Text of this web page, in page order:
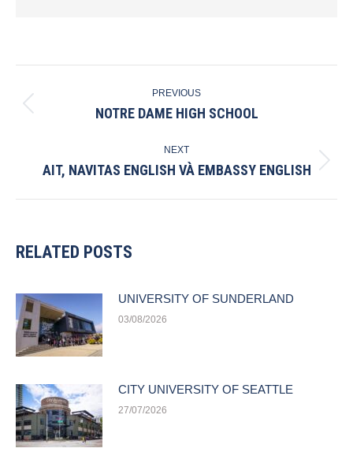
NAVIGATION
PREVIOUS
Previous
NOTRE DAME HIGH SCHOOL
NEXT
Next
AIT, NAVITAS ENGLISH VÀ EMBASSY ENGLISH
RELATED POSTS
UNIVERSITY OF SUNDERLAND
03/08/2026
CITY UNIVERSITY OF SEATTLE
27/07/2026